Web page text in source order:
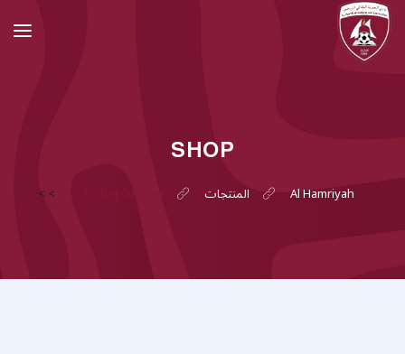
SHOP
Al Hamriyah
> المنتجات >